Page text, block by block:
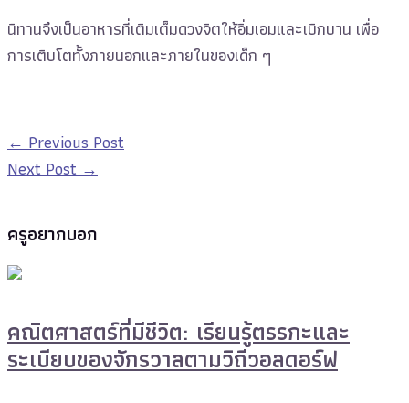
นิทานจึงเป็นอาหารที่เติมเต็มดวงจิตให้อิ่มเอมและเบิกบาน เพื่อ
การเติบโตทั้งภายนอกและภายในของเด็ก ๆ
← Previous Post
Next Post →
ครูอยากบอก
คณิตศาสตร์ที่มีชีวิต: เรียนรู้ตรรกะและ
ระเบียบของจักรวาลตามวิถีวอลดอร์ฟ